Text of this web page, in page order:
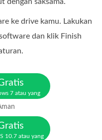
ke drive kamu. Lakukan
dan klik Finish
7 atau yang
10.7 atau yang